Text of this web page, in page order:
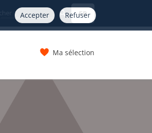
Accepter Refuser
FR
Ma sélection